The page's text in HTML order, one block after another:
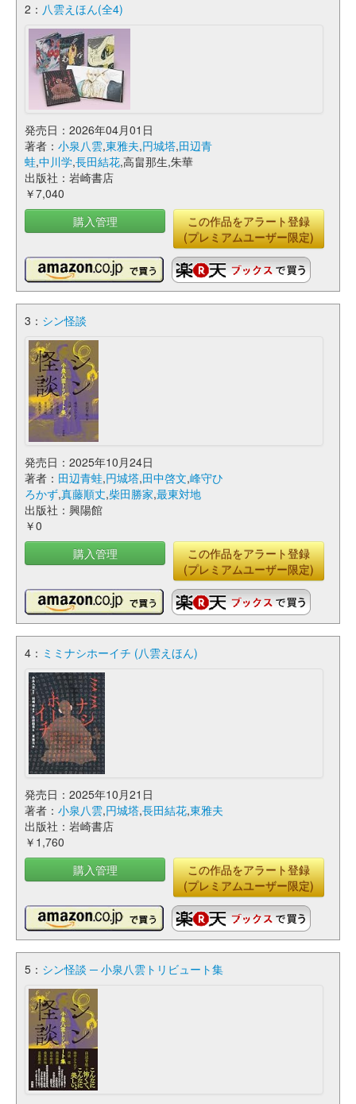
2： 八雲えほん(全4)
発売日：2026年04月01日
著者： 小泉八雲,東雅夫,円城塔,田辺青
蛙,中川学,長田結花,高畠那生,朱華
出版社：岩崎書店
￥7,040
購入管理
この作品をアラート登録
(プレミアムユーザー限定)
3： シン怪談
発売日：2025年10月24日
著者： 田辺青蛙,円城塔,田中啓文,峰守ひ
ろかず,真藤順丈,柴田勝家,最東対地
出版社：興陽館
￥0
購入管理
この作品をアラート登録
(プレミアムユーザー限定)
4： ミミナシホーイチ (八雲えほん)
発売日：2025年10月21日
著者： 小泉八雲,円城塔,長田結花,東雅夫
出版社：岩崎書店
￥1,760
購入管理
この作品をアラート登録
(プレミアムユーザー限定)
5： シン怪談 ─ 小泉八雲トリビュート集